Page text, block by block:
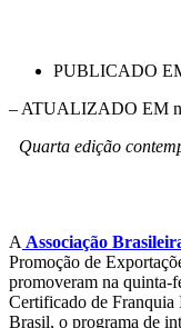
PUBLICADO
– ATUALIZADO EM
Quarta edição
A Associação
Promoção de
promoveram na quinta-
Certificado de
Brasil, o programa de